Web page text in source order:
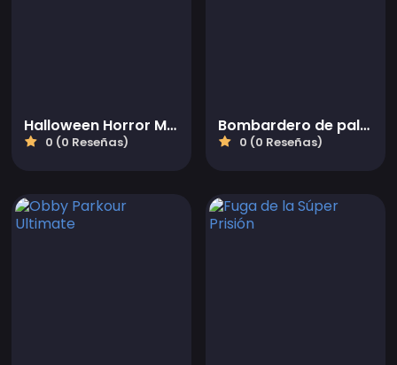
Halloween Horror Masacre
0 (0 Reseñas)
Bombardero de palomas
0 (0 Reseñas)